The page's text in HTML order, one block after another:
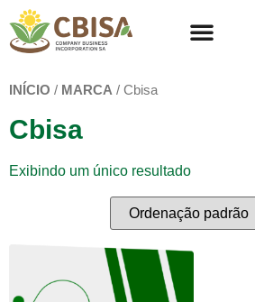
INÍCIO / MARCA / Cbisa
Cbisa
Exibindo um único resultado